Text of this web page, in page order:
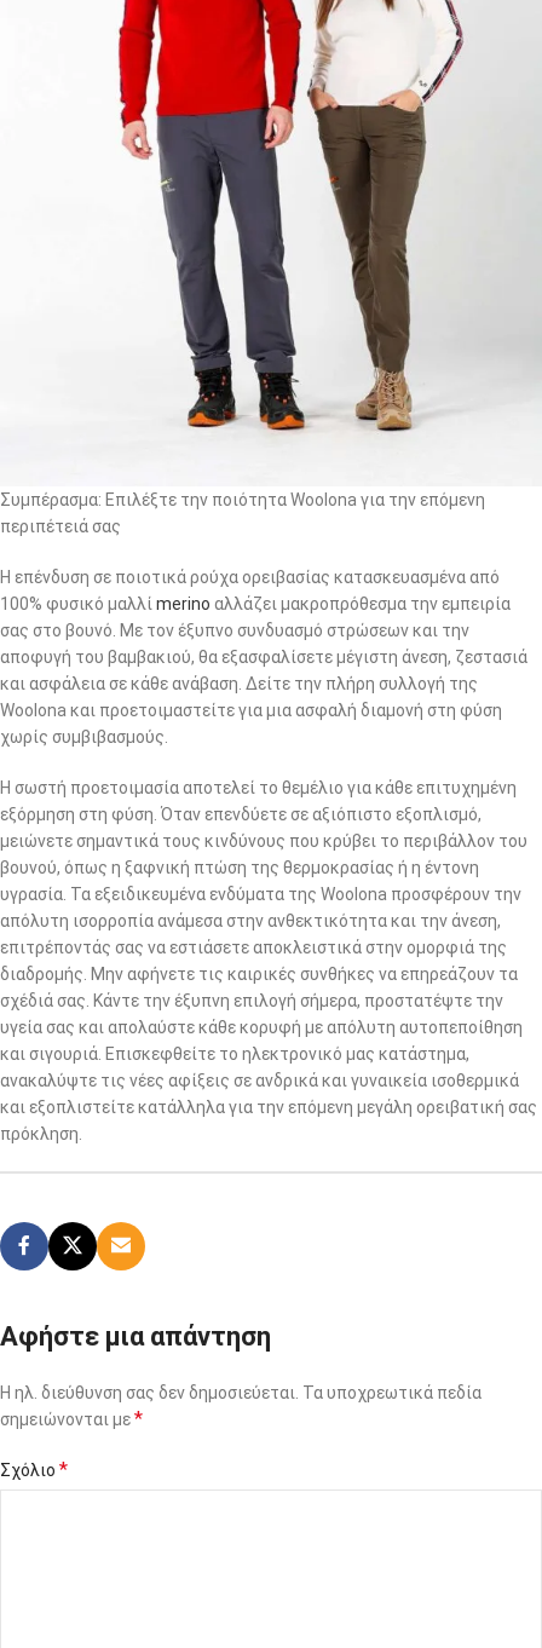
Συμπέρασμα: Επιλέξτε την ποιότητα Woolona για την επόμενη
περιπέτειά σας
Η επένδυση σε ποιοτικά ρούχα ορειβασίας κατασκευασμένα από
100% φυσικό μαλλίmerino αλλάζει μακροπρόθεσμα την εμπειρία
σας στο βουνό. Με τον έξυπνο συνδυασμό στρώσεων και την
αποφυγή του βαμβακιού, θα εξασφαλίσετε μέγιστη άνεση, ζεστασιά
και ασφάλεια σε κάθε ανάβαση. Δείτε την πλήρη συλλογή της
Woolona και προετοιμαστείτε για μια ασφαλή διαμονή στη φύση
χωρίς συμβιβασμούς.
Η σωστή προετοιμασία αποτελεί το θεμέλιο για κάθε επιτυχημένη
εξόρμηση στη φύση. Όταν επενδύετε σε αξιόπιστο εξοπλισμό,
μειώνετε σημαντικά τους κινδύνους που κρύβει το περιβάλλον του
βουνού, όπως η ξαφνική πτώση της θερμοκρασίας ή η έντονη
υγρασία. Τα εξειδικευμένα ενδύματα της Woolona προσφέρουν την
απόλυτη ισορροπία ανάμεσα στην ανθεκτικότητα και την άνεση,
επιτρέποντάς σας να εστιάσετε αποκλειστικά στην ομορφιά της
διαδρομής. Μην αφήνετε τις καιρικές συνθήκες να επηρεάζουν τα
σχέδιά σας. Κάντε την έξυπνη επιλογή σήμερα, προστατέψτε την
υγεία σας και απολαύστε κάθε κορυφή με απόλυτη αυτοπεποίθηση
και σιγουριά. Επισκεφθείτε το ηλεκτρονικό μας κατάστημα,
ανακαλύψτε τις νέες αφίξεις σε ανδρικά και γυναικεία ισοθερμικά
και εξοπλιστείτε κατάλληλα για την επόμενη μεγάλη ορειβατική σας
πρόκληση.
Αφήστε μια απάντηση
Η ηλ. διεύθυνση σας δεν δημοσιεύεται. Τα υποχρεωτικά πεδία
σημειώνονται με*
Σχόλιο *